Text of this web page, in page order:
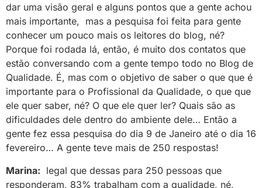
dar uma visão geral e alguns pontos que a gente achou
mais importante, mas a pesquisa foi feita para gente
conhecer um pouco mais os leitores do blog, né?
Porque foi rodada lá, então, é muito dos contatos que
estão conversando com a gente tempo todo no Blog de
Qualidade. É, mas com o objetivo de saber o que que é
importante para o Profissional da Qualidade, o que que
ele quer saber, né? O que ele quer ler? Quais são as
dificuldades dele dentro do ambiente dele… Então a
gente fez essa pesquisa do dia 9 de Janeiro até o dia 16
fevereiro… A gente teve mais de 250 respostas!
Marina: legal que dessas para 250 pessoas que
responderam, 83% trabalham com a qualidade, né,